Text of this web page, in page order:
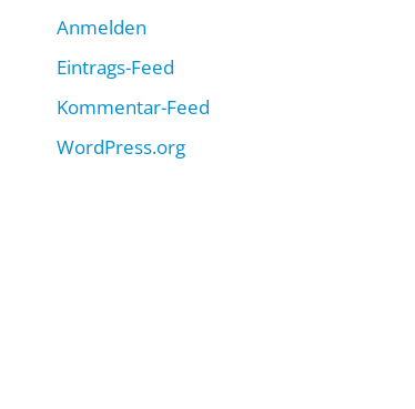
Anmelden
Eintrags-Feed
Kommentar-Feed
WordPress.org